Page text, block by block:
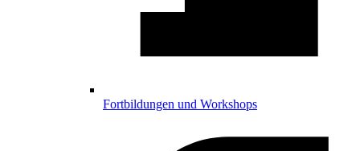
Fortbildungen und Workshops